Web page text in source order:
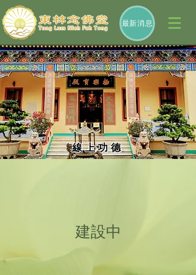
最新消息
建設中
線 上 功 德